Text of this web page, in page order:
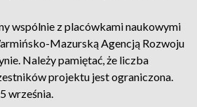
wspólnie z placówkami naukowymi
Mazurską Agencją Rozwoju
Należy pamiętać, że liczba
projektu jest ograniczona.
września.